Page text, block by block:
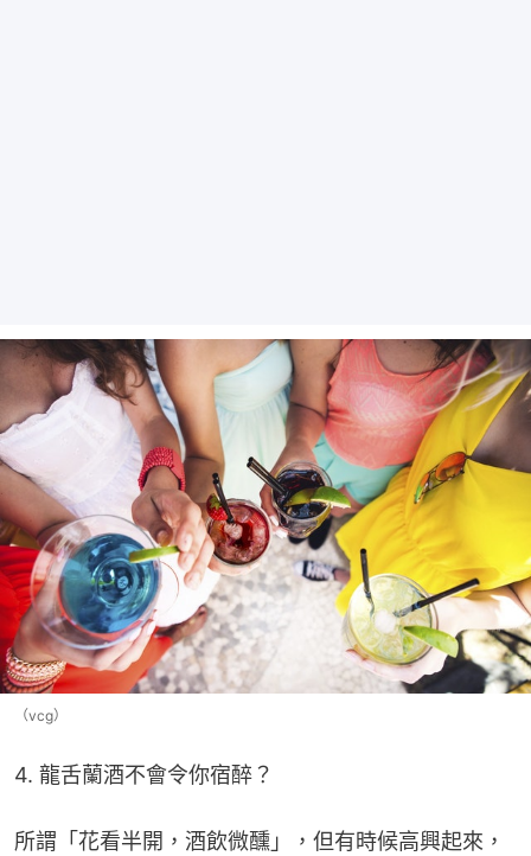
（vcg）
4. 龍舌蘭酒不會令你宿醉？
所謂「花看半開，酒飲微醺」，但有時候高興起來，